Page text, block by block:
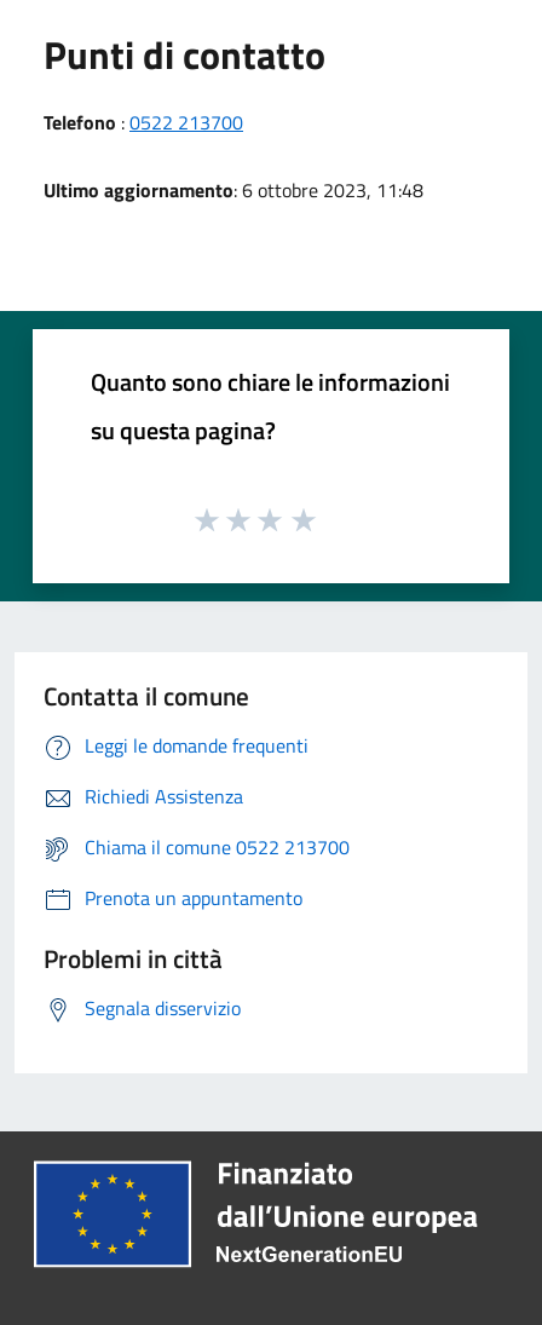
Punti di contatto
Telefono :0522 213700
Ultimo aggiornamento: 6 ottobre 2023, 11:48
Quanto sono chiare le informazioni
su questa pagina?
Contatta il comune
Leggi le domande frequenti
Richiedi Assistenza
Chiama il comune 0522 213700
Prenota un appuntamento
Problemi in città
Segnala disservizio